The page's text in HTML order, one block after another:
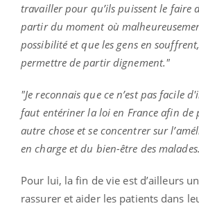
travailler pour qu’ils puissent le faire
partir du moment où
possibilité et que les gens en
permettre de partir dignement."
"Je reconnais que ce n’est pas facile
faut entériner la loi en France afin de
autre chose et se concentrer sur
en charge et du bien-être des
Pour lui, la fin de vie est d’ailleurs
rassurer et aider les patients dans